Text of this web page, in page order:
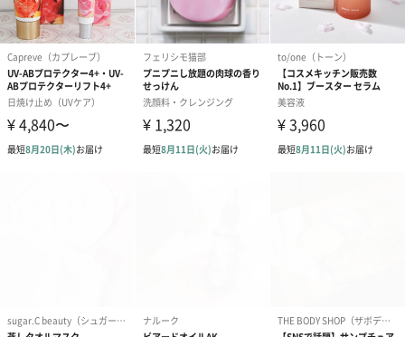
ダンボール装飾（ひま
わり）（720円）
ダンボール装飾（チュ
ーリップ）（720円）
ダンボール装
ト）（580円）